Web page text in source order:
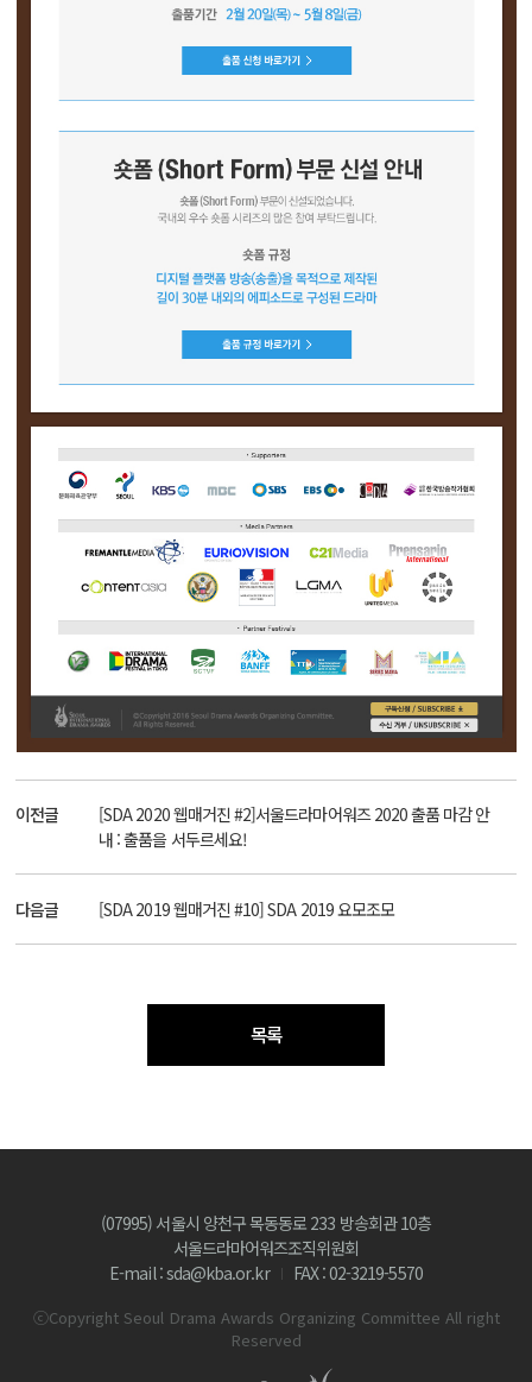
이전글
[SDA 2020 웹매거진 #2]서울드라마어워즈 2020 출품 마감 안
내 : 출품을 서두르세요!
다음글 [SDA 2019 웹매거진 #10] SDA 2019 요모조모
목록
(07995) 서울시 양천구 목동동로 233 방송회관 10층
서울드라마어워즈조직위원회
E-mail : sda@kba.or.kr
FAX : 02-3219-5570
ⓒCopyright Seoul Drama Awards Organizing Committee All right
Reserved